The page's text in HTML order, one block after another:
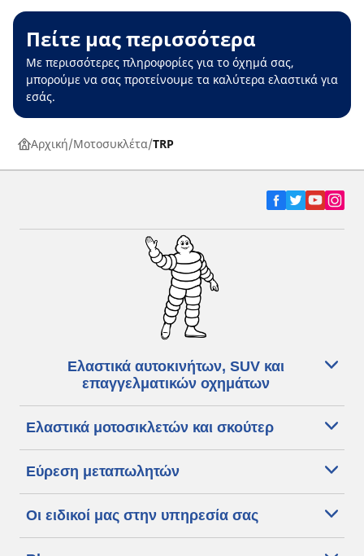
Πείτε μας περισσότερα
Με περισσότερες πληροφορίες για το όχημά σας,
μπορούμε να σας προτείνουμε τα καλύτερα ελαστικά για
εσάς.
Αρχική Μοτοσυκλέτα TRP
Ελαστικά αυτοκινήτων, SUV και
επαγγελματικών οχημάτων
Ελαστικά μοτοσικλετών και σκούτερ
Εύρεση μεταπωλητών
Οι ειδικοί μας στην υπηρεσία σας